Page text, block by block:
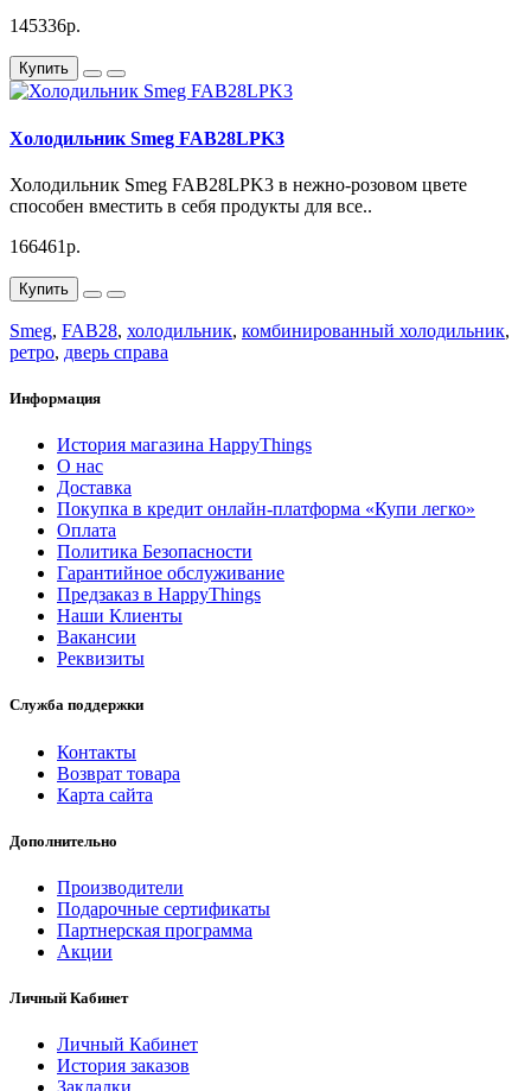
145336р.
Купить
Холодильник Smeg FAB28LPK3
Холодильник Smeg FAB28LPK3 в нежно-розовом цвете
способен вместить в себя продукты для все..
166461р.
Купить
Smeg, FAB28, холодильник, комбинированный холодильник,
ретро, дверь справа
Информация
История магазина HappyThings
О нас
Доставка
Покупка в кредит онлайн-платформа «Купи легко»
Оплата
Политика Безопасности
Гарантийное обслуживание
Предзаказ в HappyThings
Наши Клиенты
Вакансии
Реквизиты
Служба поддержки
Контакты
Возврат товара
Карта сайта
Дополнительно
Производители
Подарочные сертификаты
Партнерская программа
Акции
Личный Кабинет
Личный Кабинет
История заказов